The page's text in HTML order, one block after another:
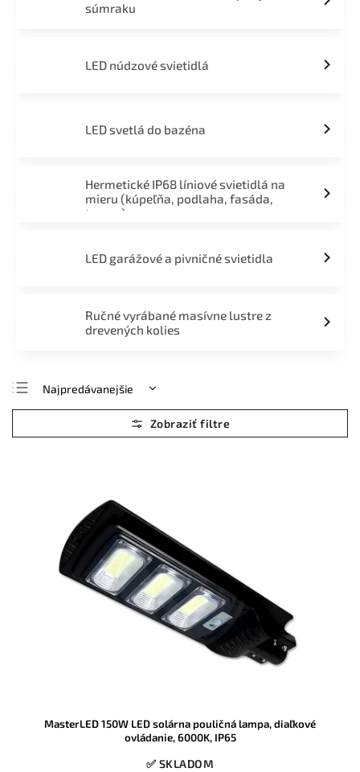
súmraku
LED núdzové svietidlá
LED svetlá do bazéna
Hermetické IP68 líniové svietidlá na
mieru (kúpeľňa, podlaha, fasáda,
terasa)
LED garážové a pivničné svietidla
Ručné vyrábané masívne lustre z
drevených kolies
Najpredávanejšie
Najlacnejšie
Najdrahšie
MasterLED 150W LED solárna pouličná lampa, diaľkové
ovládanie, 6000K, IP65
✅ SKLADOM